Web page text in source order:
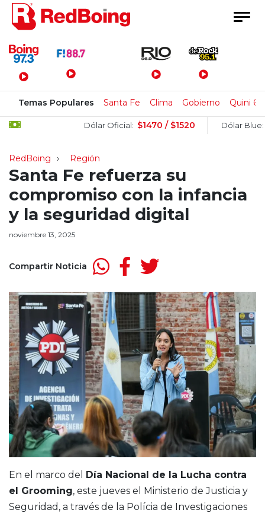
Menú Principal
Temas Populares Santa Fe Clima Gobierno Quini 6
Dólar Oficial: $1470 / $1520 Dólar Blue:
RedBoing Región
Santa Fe refuerza su
compromiso con la infancia
y la seguridad digital
noviembre 13, 2025
Compartir Noticia
En el marco del Día Nacional de la Lucha contra
el Grooming, este jueves el Ministerio de Justicia y
Seguridad, a través de la Polícia de Investigaciones